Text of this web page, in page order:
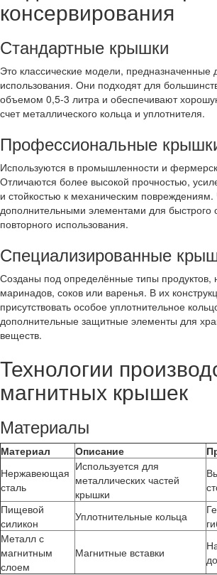
консервирования
Стандартные крышки
Это классические модели,
использования. Они подходят для
объемом 0,5-3 литра и обеспечивают
счет металлического кольца и уплотнителя.
Профессиональные
Используются в промышленности и
Отличаются более высокой прочностью,
и стойкостью к механическим
дополнительными элементами для быстрого
повторного использования.
Специализированные
Созданы под определённые типы продуктов,
маринадов, соков или варенья. В их
присутствовать особое уплотнительное
дополнительные защитные элементы для
веществ.
Технологии
магнитных крышек
Материалы
Материал Описание
Нержавеющая
сталь
Используется для
металлических частей
крышки
Пищевой
силикон
Уплотнительные кольца
Металл с
магнитным
слоем
Магнитные вставки